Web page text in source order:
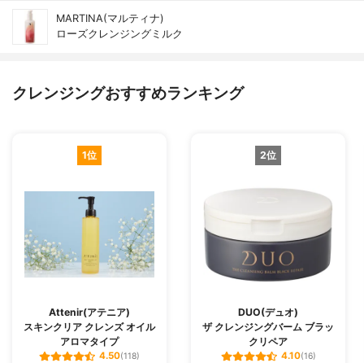
MARTINA(マルティナ)
ローズクレンジングミルク
クレンジングおすすめランキング
1位
Attenir(アテニア)
スキンクリア クレンズ オイル
アロマタイプ
4.50(118)
2位
DUO(デュオ)
ザ クレンジングバーム ブラッ
クリペア
4.10(16)